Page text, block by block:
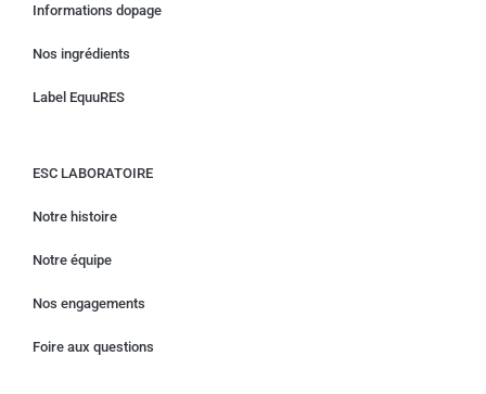
Informations dopage
Nos ingrédients
Label EquuRES
ESC LABORATOIRE
Notre histoire
Notre équipe
Nos engagements
Foire aux questions